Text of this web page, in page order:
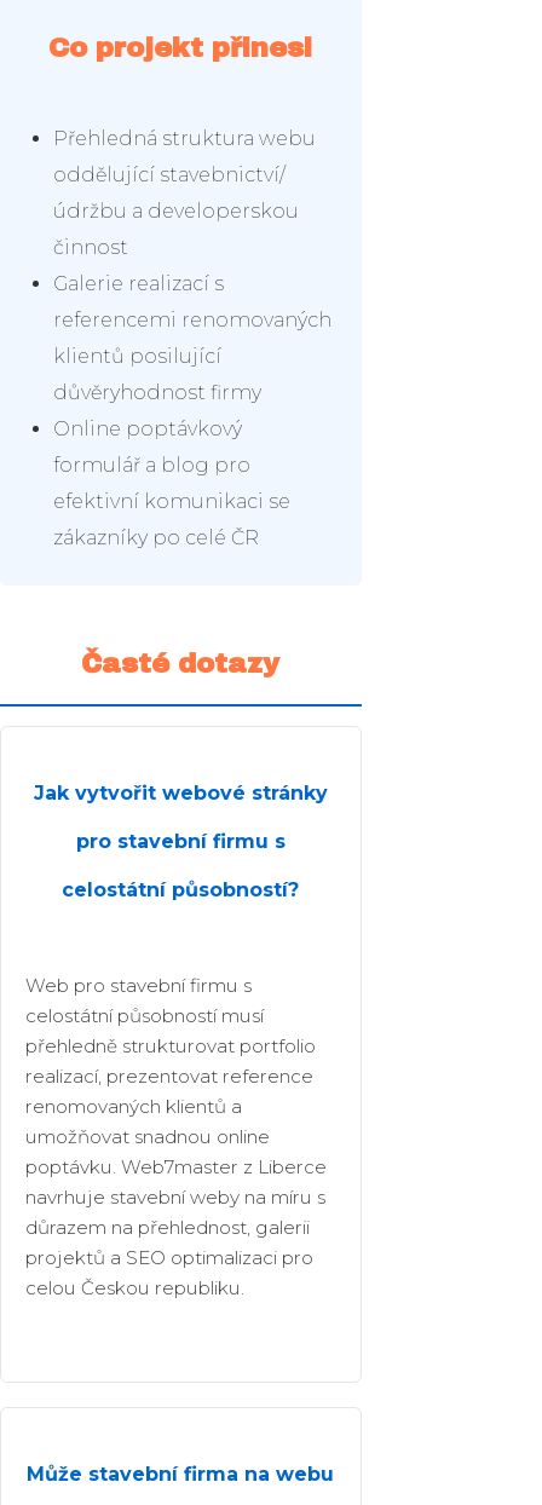
Co projekt přinesl
Přehledná struktura webu
oddělující stavebnictví/
údržbu a developerskou
činnost
Galerie realizací s
referencemi renomovaných
klientů posilující
důvěryhodnost firmy
Online poptávkový
formulář a blog pro
efektivní komunikaci se
zákazníky po celé ČR
Časté dotazy
Jak vytvořit webové stránky
pro stavební firmu s
celostátní působností?
Web pro stavební firmu s
celostátní působností musí
přehledně strukturovat portfolio
realizací, prezentovat reference
renomovaných klientů a
umožňovat snadnou online
poptávku. Web7master z Liberce
navrhuje stavební weby na míru s
důrazem na přehlednost, galerii
projektů a SEO optimalizaci pro
celou Českou republiku.
Může stavební firma na webu